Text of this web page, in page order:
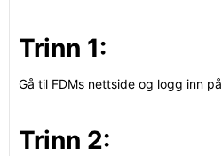
Trinn 1:
Gå til FDMs nettside og logg inn
Trinn 2: